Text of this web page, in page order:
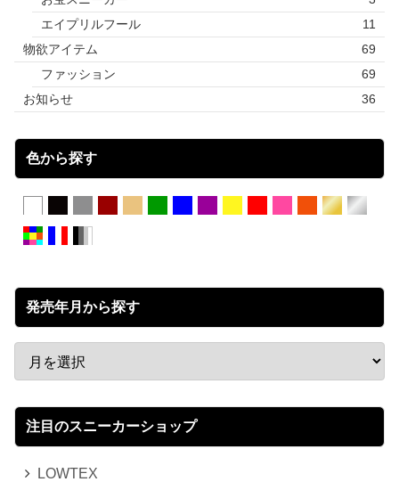
エイプリルフール
11
物欲アイテム
69
ファッション
69
お知らせ
36
色から探す
発売年月から探す
注目のスニーカーショップ
LOWTEX